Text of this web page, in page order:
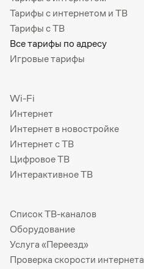
Тарифы с интернетом и ТВ
Тарифы с ТВ
Все тарифы по адресу
Игровые тарифы
Wi-Fi
Интернет
Интернет в новостройке
Интернет с ТВ
Цифровое ТВ
Интерактивное ТВ
Список ТВ-каналов
Оборудование
Услуга «Переезд»
Проверка скорости интернета